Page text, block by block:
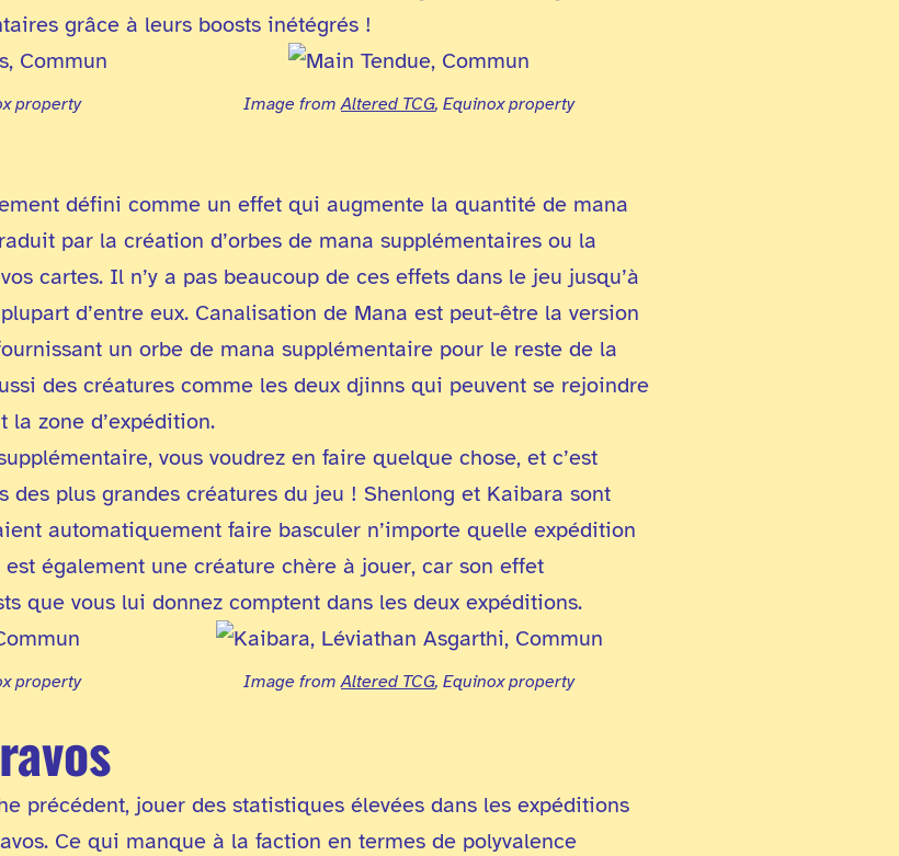
grâce à leurs boosts inétégrés !
property Image fromAltered TCG, Equinox property
défini comme un effet qui augmente la quantité de mana
par la création d’orbes de mana supplémentaires ou la
cartes. Il n’y a pas beaucoup de ces effets dans le jeu jusqu’à
d’entre eux. Canalisation de Mana est peut-être la version
un orbe de mana supplémentaire pour le reste de la
des créatures comme les deux djinns qui peuvent se rejoindre
la zone d’expédition.
vous voudrez en faire quelque chose, et c’est
des plus grandes créatures du jeu ! Shenlong et Kaibara sont
automatiquement faire basculer n’importe quelle expédition
également une créature chère à jouer, car son effet
que vous lui donnez comptent dans les deux expéditions.
property Image fromAltered TCG, Equinox property
précédent, jouer des statistiques élevées dans les expéditions
Ce qui manque à la faction en termes de polyvalence